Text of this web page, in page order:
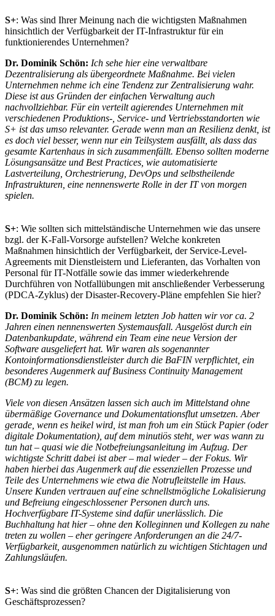
S+: Was sind Ihrer Meinung nach die wichtigsten Maßnahmen
hinsichtlich der Verfügbarkeit der IT-Infrastruktur für ein
funktionierendes Unternehmen?
Dr. Dominik Schön: Ich sehe hier eine verwaltbare
Dezentralisierung als übergeordnete Maßnahme. Bei vielen
Unternehmen nehme ich eine Tendenz zur Zentralisierung wahr.
Diese ist aus Gründen der einfachen Verwaltung auch
nachvollziehbar. Für ein verteilt agierendes Unternehmen mit
verschiedenen Produktions-, Service- und Vertriebsstandorten wie
S+ ist das umso relevanter. Gerade wenn man an Resilienz denkt, ist
es doch viel besser, wenn nur ein Teilsystem ausfällt, als dass das
gesamte Kartenhaus in sich zusammenfällt. Ebenso sollten moderne
Lösungsansätze und Best Practices, wie automatisierte
Lastverteilung, Orchestrierung, DevOps und selbstheilende
Infrastrukturen, eine nennenswerte Rolle in der IT von morgen
spielen.
S+: Wie sollten sich mittelständische Unternehmen wie das unsere
bzgl. der K-Fall-Vorsorge aufstellen? Welche konkreten
Maßnahmen hinsichtlich der Verfügbarkeit, der Service-Level-
Agreements mit Dienstleistern und Lieferanten, das Vorhalten von
Personal für IT-Notfälle sowie das immer wiederkehrende
Durchführen von Notfallübungen mit anschließender Verbesserung
(PDCA-Zyklus) der Disaster-Recovery-Pläne empfehlen Sie hier?
Dr. Dominik Schön: In meinem letzten Job hatten wir vor ca. 2
Jahren einen nennenswerten Systemausfall. Ausgelöst durch ein
Datenbankupdate, während ein Team eine neue Version der
Software ausgeliefert hat. Wir waren als sogenannter
Kontoinformationsdienstleister durch die BaFIN verpflichtet, ein
besonderes Augenmerk auf Business Continuity Management
(BCM) zu legen.
Viele von diesen Ansätzen lassen sich auch im Mittelstand ohne
übermäßige Governance und Dokumentationsflut umsetzen. Aber
gerade, wenn es heikel wird, ist man froh um ein Stück Papier (oder
digitale Dokumentation), auf dem minutiös steht, wer was wann zu
tun hat – quasi wie die Notbefreiungsanleitung im Aufzug. Der
wichtigste Schritt dabei ist aber – mal wieder – der Fokus. Wir
haben hierbei das Augenmerk auf die essenziellen Prozesse und
Teile des Unternehmens wie etwa die Notrufleitstelle im Haus.
Unsere Kunden vertrauen auf eine schnellstmögliche Lokalisierung
und Befreiung eingeschlossener Personen durch uns.
Hochverfügbare IT-Systeme sind dafür unerlässlich. Die
Buchhaltung hat hier – ohne den Kolleginnen und Kollegen zu nahe
treten zu wollen – eher geringere Anforderungen an die 24/7-
Verfügbarkeit, ausgenommen natürlich zu wichtigen Stichtagen und
Zahlungsläufen.
S+: Was sind die größten Chancen der Digitalisierung von
Geschäftsprozessen?